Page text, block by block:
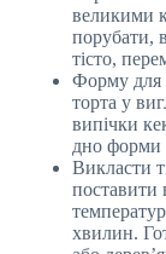
великими
порубати,
тісто,
Форму для
торта у
випічки
дно форми
Викласти
поставити
хвилин.